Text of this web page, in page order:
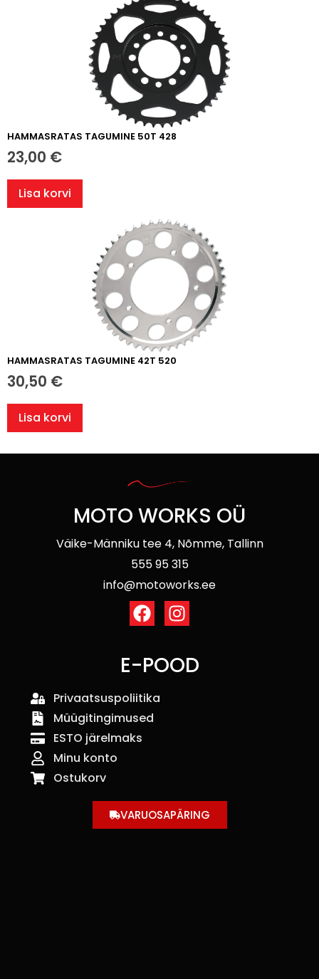
HAMMASRATAS TAGUMINE 50T 428
23,00 €
Lisa korvi
HAMMASRATAS TAGUMINE 42T 520
30,50 €
Lisa korvi
MOTO WORKS OÜ
Väike-Männiku tee 4, Nõmme, Tallinn
555 95 315
info@motoworks.ee
E-POOD
Privaatsuspoliitika
Müügitingimused
ESTO järelmaks
Minu konto
Ostukorv
VARUOSAPÄRING